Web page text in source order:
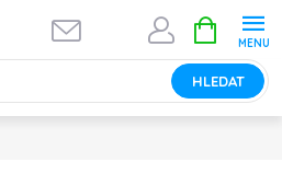
HLEDAT
NÁKUPNÍ
KOŠÍK